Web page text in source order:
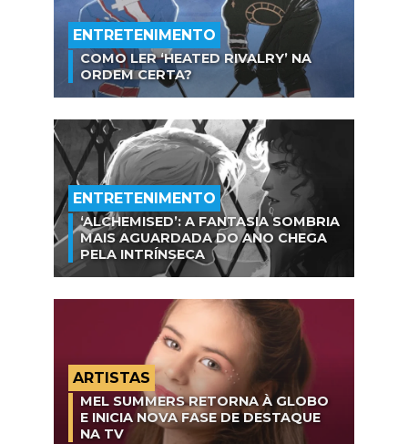
ENTRETENIMENTO
COMO LER ‘HEATED RIVALRY’ NA
ORDEM CERTA?
ENTRETENIMENTO
‘ALCHEMISED’: A FANTASIA SOMBRIA
MAIS AGUARDADA DO ANO CHEGA
PELA INTRÍNSECA
ARTISTAS
MEL SUMMERS RETORNA À GLOBO
E INICIA NOVA FASE DE DESTAQUE
NA TV